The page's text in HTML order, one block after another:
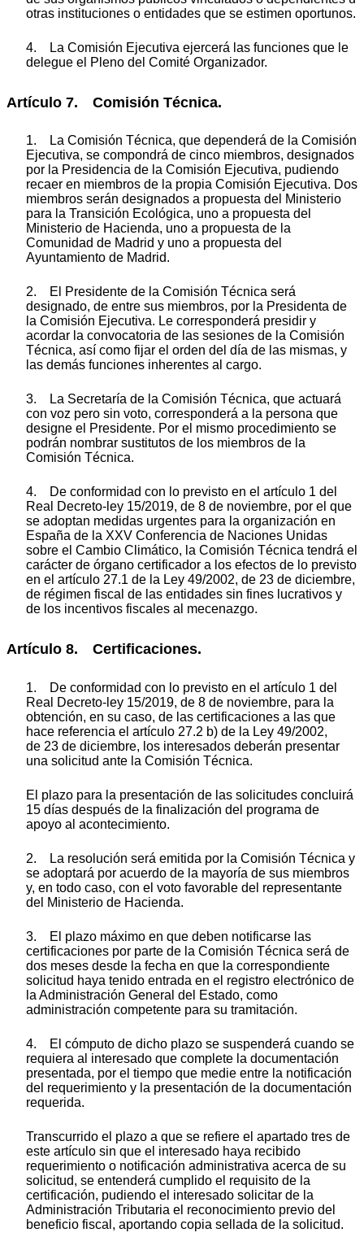
otras instituciones o entidades que se estimen oportunos.
4. La Comisión Ejecutiva ejercerá las funciones que le
delegue el Pleno del Comité Organizador.
Artículo 7. Comisión Técnica.
1. La Comisión Técnica, que dependerá de la Comisión
Ejecutiva, se compondrá de cinco miembros, designados
por la Presidencia de la Comisión Ejecutiva, pudiendo
recaer en miembros de la propia Comisión Ejecutiva. Dos
miembros serán designados a propuesta del Ministerio
para la Transición Ecológica, uno a propuesta del
Ministerio de Hacienda, uno a propuesta de la
Comunidad de Madrid y uno a propuesta del
Ayuntamiento de Madrid.
2. El Presidente de la Comisión Técnica será
designado, de entre sus miembros, por la Presidenta de
la Comisión Ejecutiva. Le corresponderá presidir y
acordar la convocatoria de las sesiones de la Comisión
Técnica, así como fijar el orden del día de las mismas, y
las demás funciones inherentes al cargo.
3. La Secretaría de la Comisión Técnica, que actuará
con voz pero sin voto, corresponderá a la persona que
designe el Presidente. Por el mismo procedimiento se
podrán nombrar sustitutos de los miembros de la
Comisión Técnica.
4. De conformidad con lo previsto en el artículo 1 del
Real Decreto-ley 15/2019, de 8 de noviembre, por el que
se adoptan medidas urgentes para la organización en
España de la XXV Conferencia de Naciones Unidas
sobre el Cambio Climático, la Comisión Técnica tendrá el
carácter de órgano certificador a los efectos de lo previsto
en el artículo 27.1 de la Ley 49/2002, de 23 de diciembre,
de régimen fiscal de las entidades sin fines lucrativos y
de los incentivos fiscales al mecenazgo.
Artículo 8. Certificaciones.
1. De conformidad con lo previsto en el artículo 1 del
Real Decreto-ley 15/2019, de 8 de noviembre, para la
obtención, en su caso, de las certificaciones a las que
hace referencia el artículo 27.2 b) de la Ley 49/2002,
de 23 de diciembre, los interesados deberán presentar
una solicitud ante la Comisión Técnica.
El plazo para la presentación de las solicitudes concluirá
15 días después de la finalización del programa de
apoyo al acontecimiento.
2. La resolución será emitida por la Comisión Técnica y
se adoptará por acuerdo de la mayoría de sus miembros
y, en todo caso, con el voto favorable del representante
del Ministerio de Hacienda.
3. El plazo máximo en que deben notificarse las
certificaciones por parte de la Comisión Técnica será de
dos meses desde la fecha en que la correspondiente
solicitud haya tenido entrada en el registro electrónico de
la Administración General del Estado, como
administración competente para su tramitación.
4. El cómputo de dicho plazo se suspenderá cuando se
requiera al interesado que complete la documentación
presentada, por el tiempo que medie entre la notificación
del requerimiento y la presentación de la documentación
requerida.
Transcurrido el plazo a que se refiere el apartado tres de
este artículo sin que el interesado haya recibido
requerimiento o notificación administrativa acerca de su
solicitud, se entenderá cumplido el requisito de la
certificación, pudiendo el interesado solicitar de la
Administración Tributaria el reconocimiento previo del
beneficio fiscal, aportando copia sellada de la solicitud.